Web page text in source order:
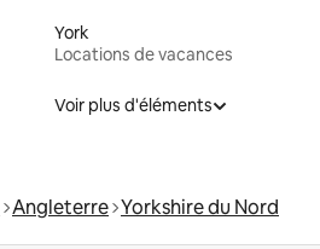
York
Locations de vacances
Voir plus d'éléments
Angleterre Yorkshire du Nord